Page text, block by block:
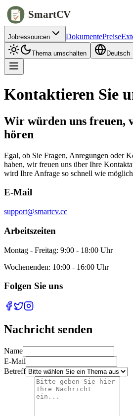
SmartCV
Jobressourcen DokumentePreise
Thema umschalten Deutsch
Kontaktieren Sie
Wir würden uns freuen,
hören
Egal, ob Sie Fragen, Anregungen oder
haben, wir freuen uns über Ihre
wird Ihre Anfrage so schnell wie
E-Mail
support@smartcv.cc
Arbeitszeiten
Montag - Freitag: 9:00 - 18:00 Uhr
Wochenenden: 10:00 - 16:00 Uhr
Folgen Sie uns
Nachricht senden
Name
E-Mail
Betreff